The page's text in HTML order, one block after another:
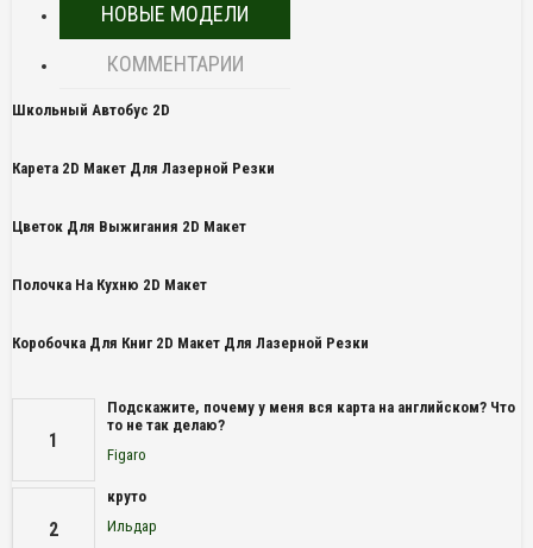
НОВЫЕ МОДЕЛИ
КОММЕНТАРИИ
Школьный Автобус 2D
Карета 2D Макет Для Лазерной Резки
Цветок Для Выжигания 2D Макет
Полочка На Кухню 2D Макет
Коробочка Для Книг 2D Макет Для Лазерной Резки
1
Подскажите, почему у меня вся карта на английском? Что
то не так делаю?
Figaro
2
круто
Ильдар